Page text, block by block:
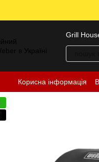
Grill
Корисна інформація